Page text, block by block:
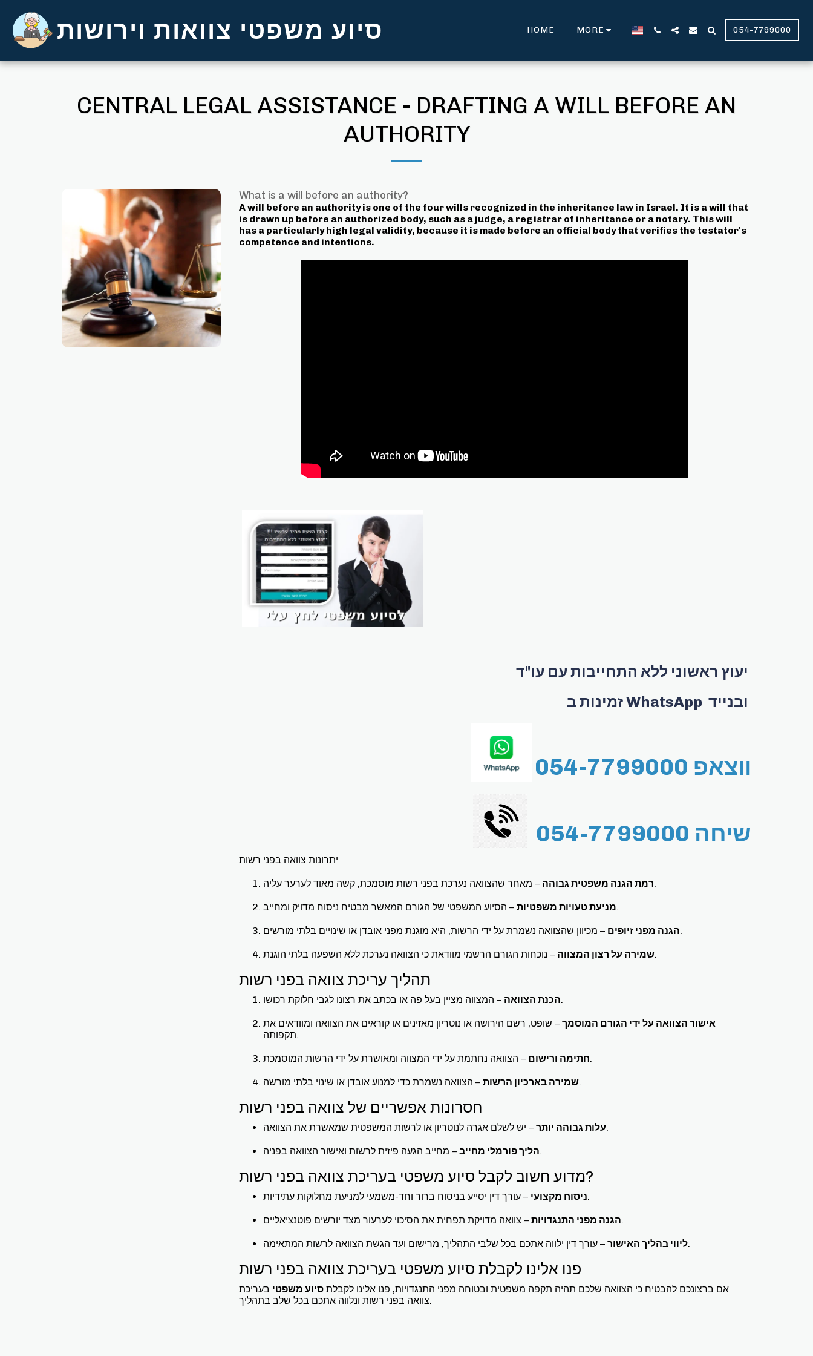
סיוע משפטי צוואות וירושות HOME MORE 054-7799000
CENTRAL LEGAL ASSISTANCE - DRAFTING A WILL BEFORE AN
AUTHORITY
What is a will before an authority?
A will before an authority is one of the four wills recognized in the inheritance law in Israel. It is a will that
is drawn up before an authorized body, such as a judge, a registrar of inheritance or a notary. This will
has a particularly high legal validity, because it is made before an official body that verifies the testator's
competence and intentions.
זמינות ב WhatsApp ובנייד
ווצאפ 054-7799000
שיחה 054-7799000
יתרונות צוואה בפני רשות
רמת הגנה משפטית גבוהה– מאחר שהצוואה נערכת בפני רשות מוסמכת, קשה מאוד לערער עליה.
מניעת טעויות משפטיות– הסיוע המשפטי של הגורם המאשר מבטיח ניסוח מדויק ומחייב.
הגנה מפני זיופים– מכיוון שהצוואה נשמרת על ידי הרשות, היא מוגנת מפני אובדן או שינויים בלתי מורשים.
שמירה על רצון המצווה– נוכחות הגורם הרשמי מוודאת כי הצוואה נערכת ללא השפעה בלתי הוגנת.
תהליך עריכת צוואה בפני רשות
הכנת הצוואה– המצווה מציין בעל פה או בכתב את רצונו לגבי חלוקת רכושו.
אישור הצוואה על ידי הגורם המוסמך – שופט, רשם הירושה או נוטריון מאזינים או קוראים את הצוואה ומוודאים את
תקפותה.
חתימה ורישום– הצוואה נחתמת על ידי המצווה ומאושרת על ידי הרשות המוסמכת.
שמירה בארכיון הרשות– הצוואה נשמרת כדי למנוע אובדן או שינוי בלתי מורשה.
חסרונות אפשריים של צוואה בפני רשות
עלות גבוהה יותר– יש לשלם אגרה לנוטריון או לרשות המשפטית שמאשרת את הצוואה.
הליך פורמלי מחייב– מחייב הגעה פיזית לרשות ואישור הצוואה בפניה.
מדוע חשוב לקבל סיוע משפטי בעריכת צוואה בפני רשות?
ניסוח מקצועי– עורך דין יסייע בניסוח ברור וחד-משמעי למניעת מחלוקות עתידיות.
הגנה מפני התנגדויות– צוואה מדויקת תפחית את הסיכוי לערעור מצד יורשים פוטנציאליים.
ליווי בהליך האישור– עורך דין ילווה אתכם בכל שלבי התהליך, מרישום ועד הגשת הצוואה לרשות המתאימה.
פנו אלינו לקבלת סיוע משפטי בעריכת צוואה בפני רשות
אם ברצונכם להבטיח כי הצוואה שלכם תהיה תקפה משפטית ובטוחה מפני התנגדויות, פנו אלינו לקבלתסיוע משפטי בעריכת
צוואה בפני רשות ונלווה אתכם בכל שלב בתהליך.